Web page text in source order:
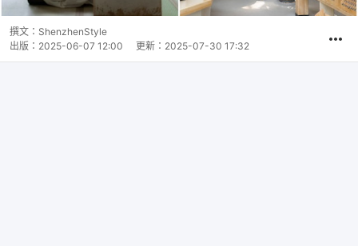
撰文： ShenzhenStyle
出版： 2025-06-07 12:00 更新： 2025-07-30 17:32